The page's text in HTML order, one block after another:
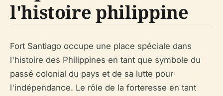
l'histoire philippine
Fort Santiago occupe une place spéciale dans
l'histoire des Philippines en tant que symbole du
passé colonial du pays et de sa lutte pour
l'indépendance. Le rôle de la forteresse en tant